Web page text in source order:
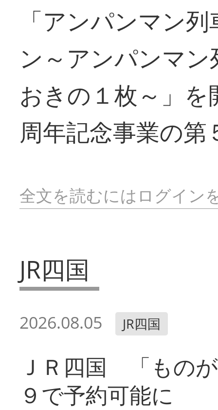
「アンパンマン
ン～アンパンマ
おきの１枚～」
周年記念事業の第
全文を読むにはログイン
JR四国
2026.08.05 JR四国
ＪＲ四国 「もの
９で予約可能に